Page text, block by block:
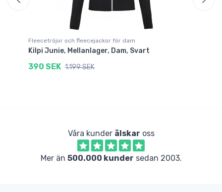
Fleecetröjor och fleecejackor för dam
Kilpi Junie, Mellanlager, Dam, Svart
390 SEK 1.199 SEK
Våra kunder älskar oss
Mer än 500.000 kunder sedan 2003.